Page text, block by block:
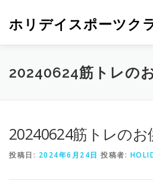
ホリデイスポーツク
20240624筋トレの
20240624筋トレの
投稿日: 2024年6月24日 投稿者: